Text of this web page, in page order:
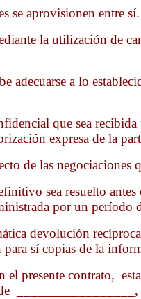
se aprovisionen entre sí.
la utilización de
adecuarse a lo
que sea recibida
expresa de la
de las negociaciones
sea resuelto
por un período
devolución
sí copias de la
presente contrato,